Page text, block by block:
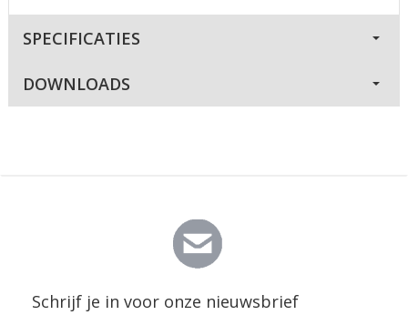
SPECIFICATIES
DOWNLOADS
Schrijf je in voor onze nieuwsbrief